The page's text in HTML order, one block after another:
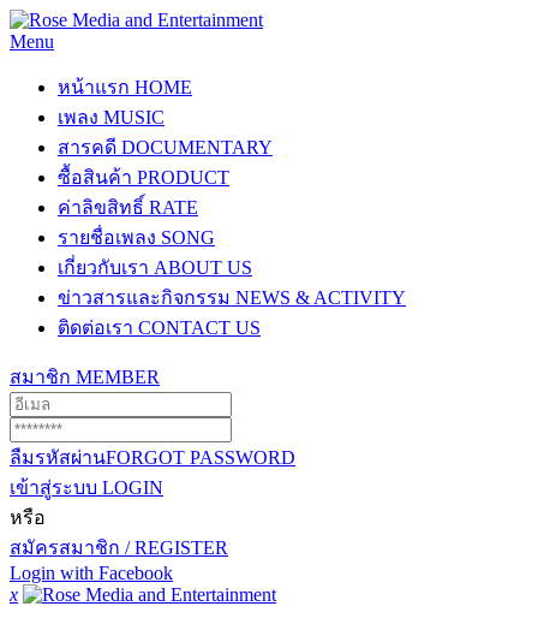
Menu
หน้าแรก HOME
เพลง MUSIC
สารคดี DOCUMENTARY
ซื้อสินค้า PRODUCT
ค่าลิขสิทธิ์ RATE
รายชื่อเพลง SONG
เกี่ยวกับเรา ABOUT US
ข่าวสารและกิจกรรม NEWS & ACTIVITY
ติดต่อเรา CONTACT US
สมาชิก MEMBER
ลืมรหัสผ่านFORGOT PASSWORD
เข้าสู่ระบบ LOGIN
หรือ
สมัครสมาชิก / REGISTER
Login with Facebook
x